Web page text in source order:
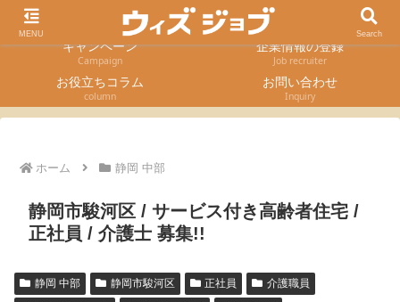
Job Search
採用エントリー
キャンペーン
Campaign
企業情報の登録
Job recruiter
お役立ちコラム
column
お問い合わせ
Inquiry
ホーム 静岡 中部
静岡市駿河区 / サービス付き高齢者住宅 /
正社員 / 介護士 募集!!
静岡 中部 静岡市駿河区 正社員
介護職員
MENU Search